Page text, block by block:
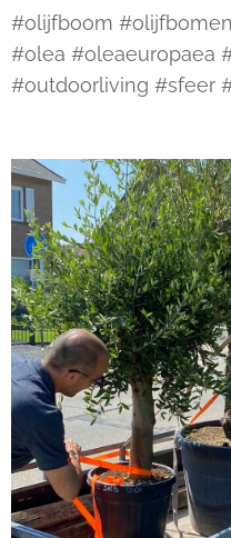
#olijfboom
#olea #oleaeuropaea
#outdoorliving #sfeer